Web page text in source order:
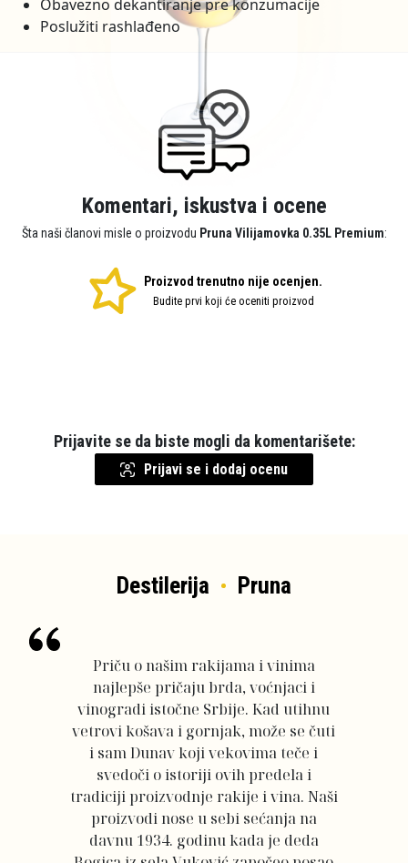
Obavezno dekantiranje pre konzumacije
Poslužiti rashlađeno
Komentari, iskustva i ocene
Šta naši članovi misle o proizvodu Pruna Vilijamovka 0.35L Premium:
Proizvod trenutno nije ocenjen.
Budite prvi koji će oceniti proizvod
Prijavite se da biste mogli da komentarišete:
Prijavi se i dodaj ocenu
Destilerija Pruna
Priču o našim rakijama i vinima
najlepše pričaju brda, voćnjaci i
vinogradi istočne Srbije. Kad utihnu
vetrovi košava i gornjak, može se čuti
i sam Dunav koji vekovima teče i
svedoči o istoriji ovih predela i
tradiciji proizvodnje rakije i vina. Naši
proizvodi nose u sebi sećanja na
davnu 1934. godinu kada je deda